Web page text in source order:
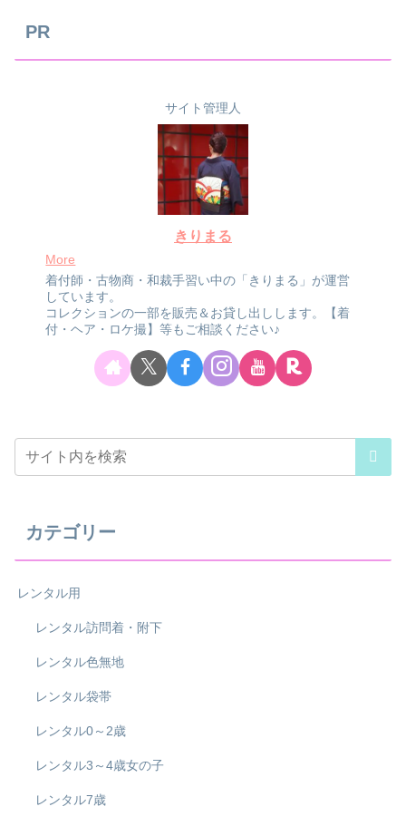
PR
サイト管理人
きりまる
More
着付師・古物商・和裁手習い中の「きりまる」が運営
しています。
コレクションの一部を販売＆お貸し出しします。【着
付・ヘア・ロケ撮】等もご相談ください♪
カテゴリー
レンタル用
レンタル訪問着・附下
レンタル色無地
レンタル袋帯
レンタル0～2歳
レンタル3～4歳女の子
レンタル7歳